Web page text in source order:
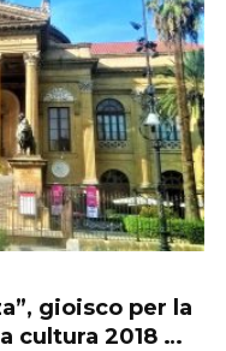
gioisco per la
cultura 2018 …